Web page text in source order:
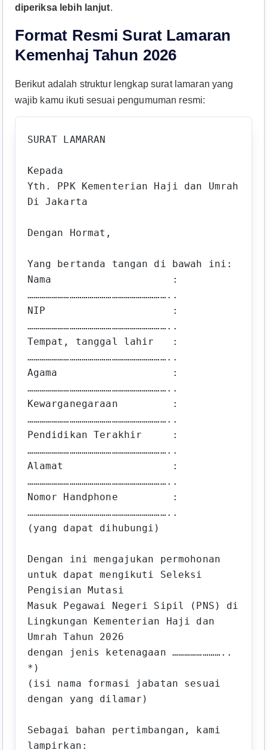
diperiksa lebih lanjut.
Format Resmi Surat Lamaran
Kemenhaj Tahun 2026
Berikut adalah struktur lengkap surat lamaran yang
wajib kamu ikuti sesuai pengumuman resmi:​
SURAT LAMARAN
Kepada
Yth. PPK Kementerian Haji dan Umrah
Di Jakarta
Dengan Hormat,
Yang bertanda tangan di bawah ini:
Nama                    :
……………………………………………………………..
NIP                     :
……………………………………………………………..
Tempat, tanggal lahir   :
……………………………………………………………..
Agama                   :
……………………………………………………………..
Kewarganegaraan         :
……………………………………………………………..
Pendidikan Terakhir     :
……………………………………………………………..
Alamat                  :
……………………………………………………………..
Nomor Handphone         :
……………………………………………………………..
(yang dapat dihubungi)
Dengan ini mengajukan permohonan
untuk dapat mengikuti Seleksi
Pengisian Mutasi
Masuk Pegawai Negeri Sipil (PNS) di
Lingkungan Kementerian Haji dan
Umrah Tahun 2026
dengan jenis ketenagaan ……………………..
*)
(isi nama formasi jabatan sesuai
dengan yang dilamar)
Sebagai bahan pertimbangan, kami
lampirkan: